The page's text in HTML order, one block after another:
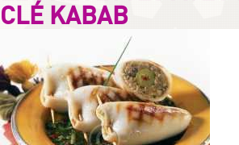
CLÉ KABAB